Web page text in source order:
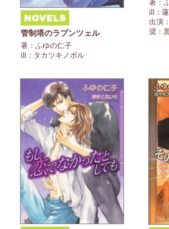
管制塔のラプンツェル
著：ふゆの仁子
ill：タカツキノボル
著：
ill：
出演
奨：